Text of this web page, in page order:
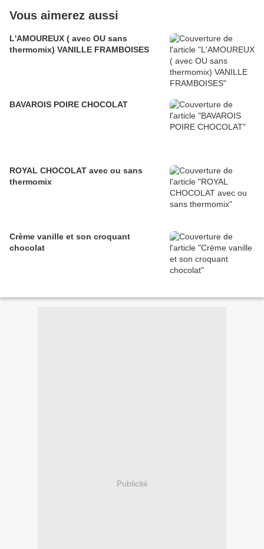
Vous aimerez aussi
L'AMOUREUX ( avec OU sans
thermomix) VANILLE FRAMBOISES
BAVAROIS POIRE CHOCOLAT
ROYAL CHOCOLAT avec ou sans
thermomix
Crème vanille et son croquant
chocolat
Publicité